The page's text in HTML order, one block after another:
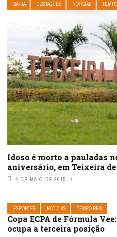
BAHIA DESTAQUES NOTÍCIAS
Idoso é morto a pauladas
aniversário, em Teixeira
4 DE MAIO DE 2015
ESPORTES NOTÍCIAS TEMPO REAL
Copa ECPA de Fórmula
ocupa a terceira posição